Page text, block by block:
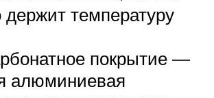
температуру
покрытие ―
алюминиевая